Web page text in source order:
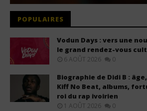
POPULAIRES
Vodun Days : vers une
le grand rendez-vous
6 AOÛT 2026 0
Biographie de Didi B :
Kiff No Beat, albums,
roi du rap ivoirien
1 AOÛT 2026 0